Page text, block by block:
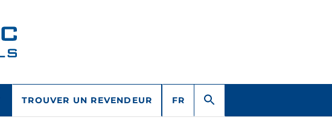
TROUVER UN REVENDEUR FR